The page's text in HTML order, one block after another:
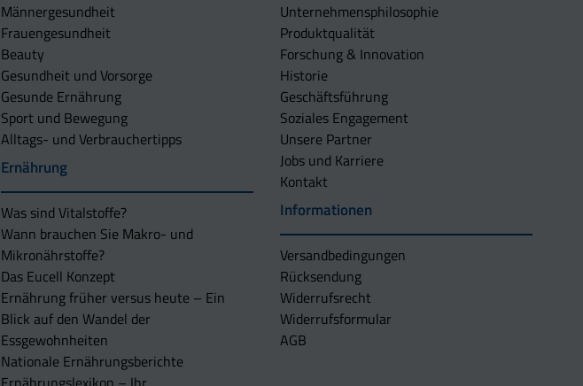
Männergesundheit
Frauengesundheit
Beauty
Gesundheit und Vorsorge
Gesunde Ernährung
Sport und Bewegung
Alltags- und Verbrauchertipps
Ernährung
Was sind Vitalstoffe?
Wann brauchen Sie Makro- und
Mikronährstoffe?
Das Eucell Konzept
Ernährung früher versus heute – Ein
Blick auf den Wandel der
Essgewohnheiten
Nationale Ernährungsberichte
Unternehmens­philosophie
Produktqualität
Forschung & Innovation
Historie
Geschäftsführung
Soziales Engagement
Unsere Partner
Jobs und Karriere
Kontakt
Informationen
Versandbedingungen
Rücksendung
Widerrufsrecht
Widerrufsformular
AGB